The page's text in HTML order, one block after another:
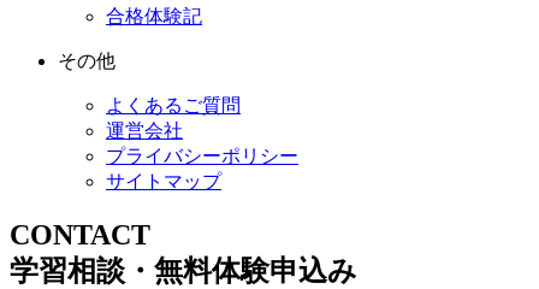
合格体験記
その他
よくあるご質問
運営会社
プライバシーポリシー
サイトマップ
CONTACT
学習相談・無料体験申込み